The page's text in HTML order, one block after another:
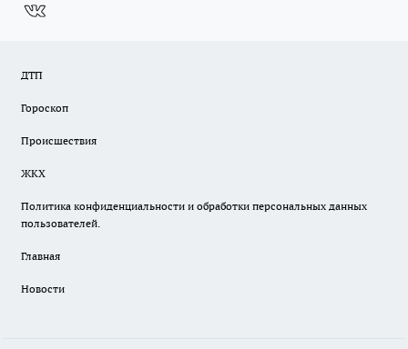
ДТП
Гороскоп
Происшествия
ЖКХ
Политика конфиденциальности и обработки персональных данных
пользователей.
Главная
Новости